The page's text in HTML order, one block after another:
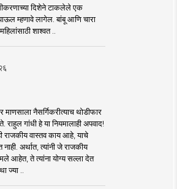
दिशेने टाकलेले एक
म्हणावे लागेल. बांबू आणि चारा
शाश्वत ..
माणसाला नैसर्गिकरीत्याच थोडीफार
राहुल गांधी हे या नियमालाही अपवाद!
राजकीय वास्तव काय आहे, याचे
अर्थात, त्यांनी जे राजकीय
आहेत, ते त्यांना योग्य सल्ला देत
ज्या ..